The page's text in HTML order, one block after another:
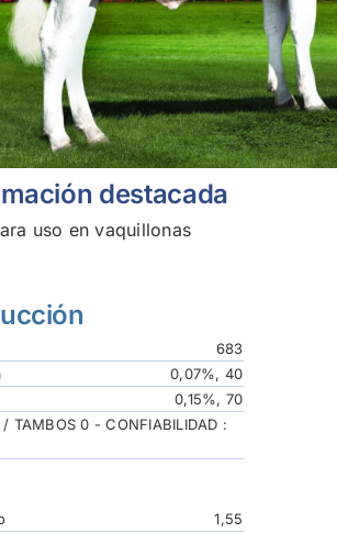
destacada
uso en vaquillonas
683
0,07%, 40
0,15%, 70
TAMBOS 0 - CONFIABILIDAD :
1,55